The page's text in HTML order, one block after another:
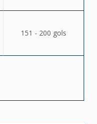
151 - 200 gols